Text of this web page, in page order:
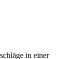
in einer